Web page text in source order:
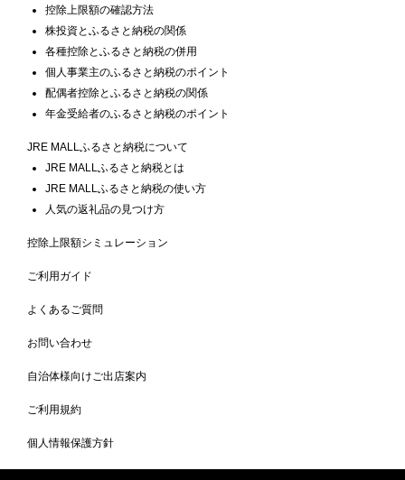
控除上限額の確認方法
株投資とふるさと納税の関係
各種控除とふるさと納税の併用
個人事業主のふるさと納税のポイント
配偶者控除とふるさと納税の関係
年金受給者のふるさと納税のポイント
JRE MALLふるさと納税について
JRE MALLふるさと納税とは
JRE MALLふるさと納税の使い方
人気の返礼品の見つけ方
控除上限額シミュレーション
ご利用ガイド
よくあるご質問
お問い合わせ
自治体様向けご出店案内
ご利用規約
個人情報保護方針